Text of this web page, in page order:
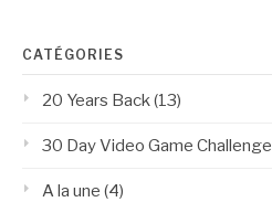
CATÉGORIES
20 Years Back(13)
30 Day Video Game Challenge
A la une (4)